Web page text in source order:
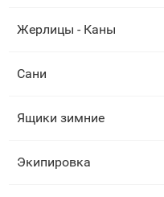
Жерлицы - Каны
Сани
Ящики зимние
Экипировка